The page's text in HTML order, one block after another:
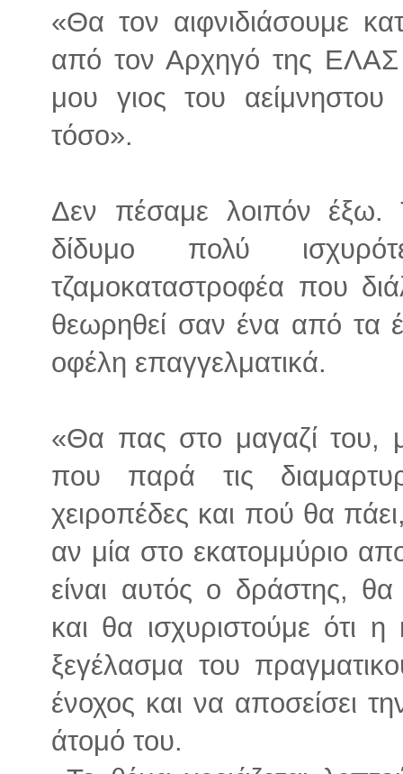
«Θα τον αιφνιδιάσουμε
από τον Αρχηγό της ΕΛΑΣ
μου γιος του
τόσο».
Δεν πέσαμε λοιπόν έξω.
δίδυμο πολύ
τζαμοκαταστροφέα που
θεωρηθεί σαν ένα από τα
οφέλη επαγγελματικά.
«Θα πας στο μαγαζί του,
που παρά τις
χειροπέδες και πού θα
αν μία στο εκατομμύριο
είναι αυτός ο δράστης,
και θα ισχυριστούμε ότι
ξεγέλασμα του
ένοχος και να αποσείσει
άτομό του.